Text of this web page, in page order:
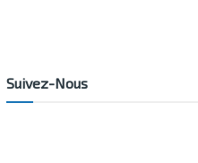
Suivez-Nous